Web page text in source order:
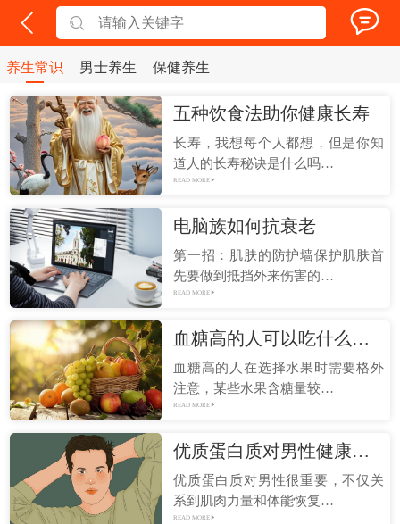
养生常识 男士养生 保健养生
五种饮食法助你健康长寿
长寿，我想每个人都想，但是你知
道人的长寿秘诀是什么吗…
READ MORE
电脑族如何抗衰老
第一招：肌肤的防护墙保护肌肤首
先要做到抵挡外来伤害的…
READ MORE
血糖高的人可以吃什么水果 血糖高人群怎么饮食管理
血糖高的人在选择水果时需要格外
注意，某些水果含糖量较…
READ MORE
优质蛋白质对男性健康的帮助 如何获取优质蛋白质
优质蛋白质对男性很重要，不仅关
系到肌肉力量和体能恢复…
READ MORE